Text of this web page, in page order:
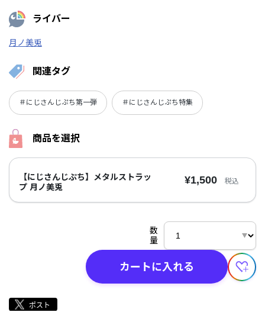
ライバー
月ノ美兎
関連タグ
＃にじさんじぷち第一弾 ＃にじさんじぷち特集
商品を選択
【にじさんじぷち】メタルストラッ
プ 月ノ美兎
¥1,500 税込
数
量
カートに入れる